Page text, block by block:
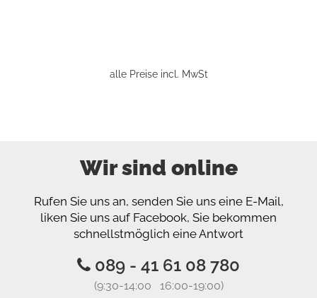
alle Preise incl. MwSt
Wir sind online
Rufen Sie uns an, senden Sie uns eine E-Mail,
liken Sie uns auf Facebook, Sie bekommen
schnellstmöglich eine Antwort
089 - 41 61 08 780
(9:30-14:00 16:00-19:00)